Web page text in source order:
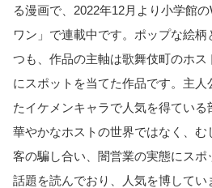
る漫画で、2022年12月より小学館
ワン」で連載中です。ポップな絵
つも、作品の主軸は歌舞伎町のホ
にスポットを当てた作品です。主人
たイケメンキャラで人気を得ている
華やかなホストの世界ではなく、む
客の騙し合い、闇営業の実態にスポ
話題を読んでおり、人気を博してい